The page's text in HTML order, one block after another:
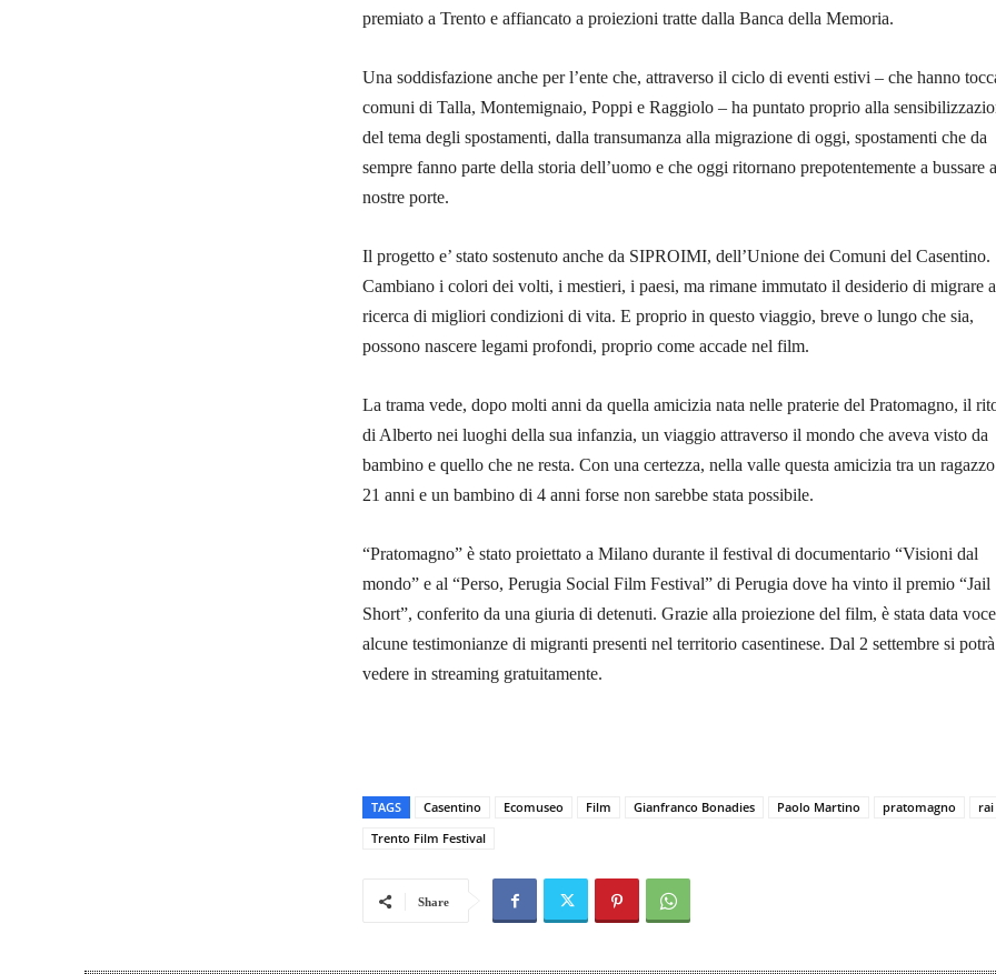
premiato a Trento e affiancato a proiezioni tratte dalla Banca della Memoria.
Una soddisfazione anche per l’ente che, attraverso il ciclo di eventi estivi – che hanno
comuni di Talla, Montemignaio, Poppi e Raggiolo – ha puntato proprio alla
del tema degli spostamenti, dalla transumanza alla migrazione di oggi, spostamenti che da
sempre fanno parte della storia dell’uomo e che oggi ritornano prepotentemente a bussare
nostre porte.
Il progetto e’ stato sostenuto anche da SIPROIMI, dell’Unione dei Comuni del Casentino.
Cambiano i colori dei volti, i mestieri, i paesi, ma rimane immutato il desiderio di migrare
ricerca di migliori condizioni di vita. E proprio in questo viaggio, breve o lungo che sia,
possono nascere legami profondi, proprio come accade nel film.
La trama vede, dopo molti anni da quella amicizia nata nelle praterie del Pratomagno, il
di Alberto nei luoghi della sua infanzia, un viaggio attraverso il mondo che aveva visto da
bambino e quello che ne resta. Con una certezza, nella valle questa amicizia tra un
21 anni e un bambino di 4 anni forse non sarebbe stata possibile.
“Pratomagno” è stato proiettato a Milano durante il festival di documentario “Visioni dal
mondo” e al “Perso, Perugia Social Film Festival” di Perugia dove ha vinto il premio “Jail
Short”, conferito da una giuria di detenuti. Grazie alla proiezione del film, è stata data
alcune testimonianze di migranti presenti nel territorio casentinese. Dal 2 settembre si potrà
vedere in streaming gratuitamente.
TAGS Casentino Ecomuseo Film Gianfranco Bonadies Paolo Martino pratomagno
rai
Trento Film Festival
Share